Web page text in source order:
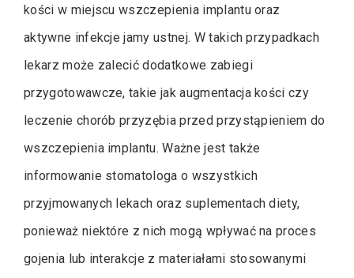
kości w miejscu wszczepienia implantu oraz
aktywne infekcje jamy ustnej. W takich przypadkach
lekarz może zalecić dodatkowe zabiegi
przygotowawcze, takie jak augmentacja kości czy
leczenie chorób przyzębia przed przystąpieniem do
wszczepienia implantu. Ważne jest także
informowanie stomatologa o wszystkich
przyjmowanych lekach oraz suplementach diety,
ponieważ niektóre z nich mogą wpływać na proces
gojenia lub interakcje z materiałami stosowanymi